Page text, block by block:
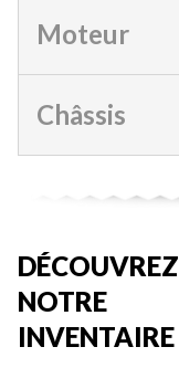
Moteur
Châssis
DÉCOUVREZ
NOTRE
INVENTAIRE